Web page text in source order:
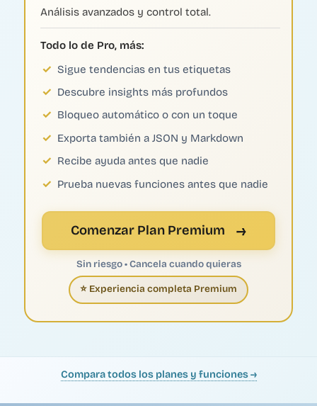
Análisis avanzados y control total.
Todo lo de Pro, más:
Sigue tendencias en tus etiquetas
Descubre insights más profundos
Bloqueo automático o con un toque
Exporta también a JSON y Markdown
Recibe ayuda antes que nadie
Prueba nuevas funciones antes que nadie
Comenzar Plan Premium →
Sin riesgo • Cancela cuando quieras
⭐ Experiencia completa Premium
Compara todos los planes y funciones →